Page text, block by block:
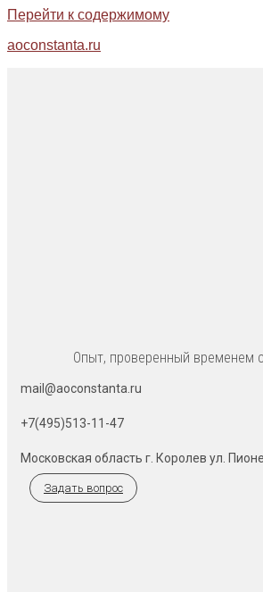
Перейти к содержимому
aoconstanta.ru
Опыт, проверенный временем
mail@aoconstanta.ru
+7(495)513-11-47
Московская область г. Королев ул.
Задать вопрос